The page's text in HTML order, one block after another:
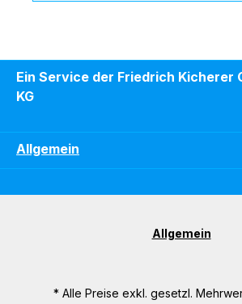
Ein Service der Friedrich Kicherer
KG
Allgemein
Allgemein
* Alle Preise exkl. gesetzl.